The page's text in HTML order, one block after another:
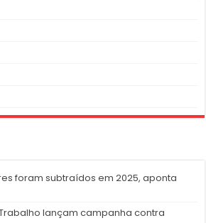
foram subtraídos em 2025, aponta
lançam campanha contra